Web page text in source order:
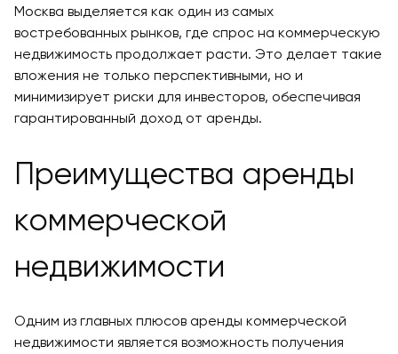
Москва выделяется как один из самых
востребованных рынков, где спрос на коммерческую
недвижимость продолжает расти. Это делает такие
вложения не только перспективными, но и
минимизирует риски для инвесторов, обеспечивая
гарантированный доход от аренды.
Преимущества аренды
коммерческой
недвижимости
Одним из главных плюсов аренды коммерческой
недвижимости является возможность получения